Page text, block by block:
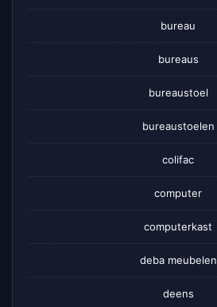
bureau
bureaus
bureaustoel
bureaustoelen
colifac
computer
computerkast
deba meubelen
deens